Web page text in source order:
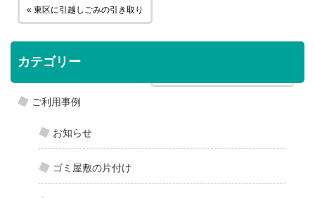
« 東区に引越しごみの引き取り
カテゴリー
ご利用事例
お知らせ
ゴミ屋敷の片付け